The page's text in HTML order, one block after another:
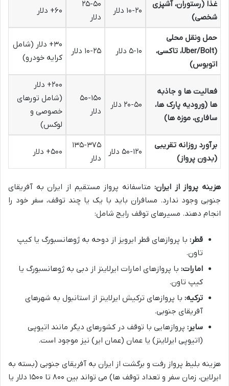
غذا (رستوران، آشپزی
شخصی)
۱۰-۲۰ دلار
۲۵-۵۰
دلار
۶۰+ دلار
حمل ونقل محلی
(Uber/Bolt، تاکسی،
اتوبوس)
۵-۱۰ دلار ۱۰-۲۵ دلار
۳۰+ دلار (شامل
کرایه خودرو)
فعالیت ها و جاذبه
ها (ورودیه پارک ها،
سافاری، موزه ها)
۲۰-۵۰ دلار
۵۰-۱۵۰
دلار
۲۰۰+ دلار
(شامل تورهای
خصوصی و
لوکس)
برآورد روزانه تقریبی
(بدون پرواز)
۵۰-۱۲۰ دلار
۱۳۵-۳۷۵
دلار
۵۰۰+ دلار
هزینه پرواز از ایران: متاسفانه پرواز مستقیم از ایران به آفریقای
جنوبی وجود ندارد. مسافران باید با یک یا چند توقف، سفر خود را
انجام دهند. مسیرهای توقف رایج شامل:
قطر: با پروازهای قطر ایرویز از دوحه به ژوهانسبورگ یا کیپ
تاون.
امارات: با پروازهای امارات ایرلاینز از دبی به ژوهانسبورگ یا
کیپ تاون.
ترکیه: با پروازهای ترکیش ایرلاینز از استانبول به شهرهای
آفریقای جنوبی.
سایر: پروازهایی با توقف در کشورهای دیگر مانند اتیوپی
(اتیوپی ایرلاینز) یا عمان (عمان ایر) نیز موجود است.
هزینه بلیط پرواز رفت و برگشت از ایران به آفریقای جنوبی (بسته به
ایرلاین، زمان سفر و تعداد توقف ها) می تواند بین ۸۰۰ تا ۱۵۰۰ دلار یا